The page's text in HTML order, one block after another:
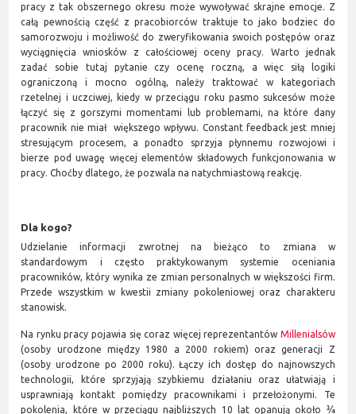
pracy z tak obszernego okresu może wywoływać skrajne emocje. Z
całą pewnością część z pracobiorców traktuje to jako bodziec do
samorozwoju i możliwość do zweryfikowania swoich postępów oraz
wyciągnięcia wniosków z całościowej oceny pracy. Warto jednak
zadać sobie tutaj pytanie czy ocenę roczną, a więc siłą logiki
ograniczoną i mocno ogólną, należy traktować w kategoriach
rzetelnej i uczciwej, kiedy w przeciągu roku pasmo sukcesów może
łączyć się z gorszymi momentami lub problemami, na które dany
pracownik nie miał większego wpływu. Constant feedback jest mniej
stresującym procesem, a ponadto sprzyja płynnemu rozwojowi i
bierze pod uwagę więcej elementów składowych funkcjonowania w
pracy. Choćby dlatego, że pozwala na natychmiastową reakcję.
Dla kogo?
Udzielanie informacji zwrotnej na bieżąco to zmiana w
standardowym i często praktykowanym systemie oceniania
pracowników, który wynika ze zmian personalnych w większości firm.
Przede wszystkim w kwestii zmiany pokoleniowej oraz charakteru
stanowisk.
Na rynku pracy pojawia się coraz więcej reprezentantów Millenialsów
(osoby urodzone między 1980 a 2000 rokiem) oraz generacji Z
(osoby urodzone po 2000 roku). Łączy ich dostęp do najnowszych
technologii, które sprzyjają szybkiemu działaniu oraz ułatwiają i
usprawniają kontakt pomiędzy pracownikami i przełożonymi. Te
pokolenia, które w przeciągu najbliższych 10 lat opanują około ¾